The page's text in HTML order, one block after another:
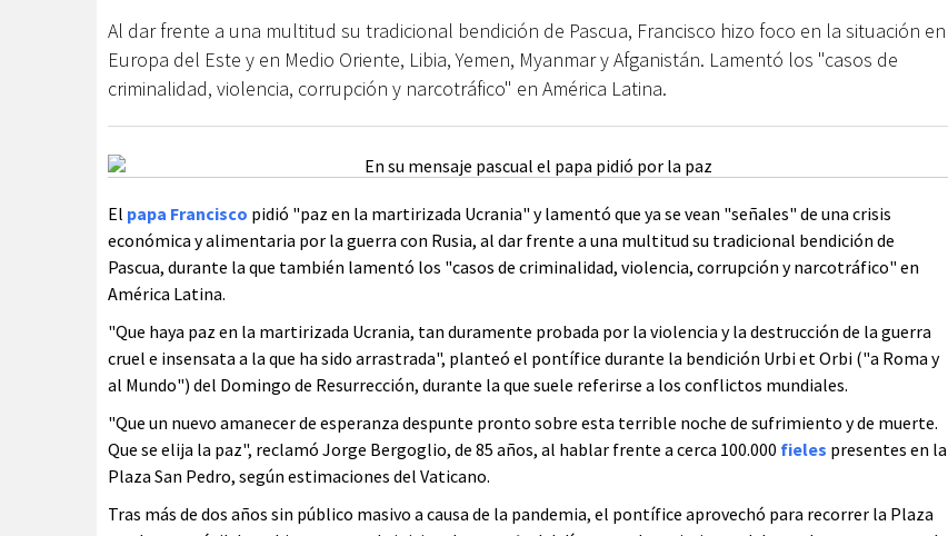
Al dar frente a una multitud su tradicional bendición de Pascua, Francisco hizo foco en la situación en
Europa del Este y en Medio Oriente, Libia, Yemen, Myanmar y Afganistán. Lamentó los "casos de
criminalidad, violencia, corrupción y narcotráfico" en América Latina.
El papa Francisco pidió "paz en la martirizada Ucrania" y lamentó que ya se vean "señales" de una crisis
económica y alimentaria por la guerra con Rusia, al dar frente a una multitud su tradicional bendición de
Pascua, durante la que también lamentó los "casos de criminalidad, violencia, corrupción y narcotráfico" en
América Latina.
"Que haya paz en la martirizada Ucrania, tan duramente probada por la violencia y la destrucción de la guerra
cruel e insensata a la que ha sido arrastrada", planteó el pontífice durante la bendición Urbi et Orbi ("a Roma y
al Mundo") del Domingo de Resurrección, durante la que suele referirse a los conflictos mundiales.
"Que un nuevo amanecer de esperanza despunte pronto sobre esta terrible noche de sufrimiento y de muerte.
Que se elija la paz", reclamó Jorge Bergoglio, de 85 años, al hablar frente a cerca 100.000 fieles presentes en la
Plaza San Pedro, según estimaciones del Vaticano.
Tras más de dos años sin público masivo a causa de la pandemia, el pontífice aprovechó para recorrer la Plaza